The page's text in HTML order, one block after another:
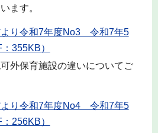
ます。
り令和7年度No3 令和7年5
355KB）
外保育施設の違いについてご
り令和7年度No4 令和7年5
256KB）